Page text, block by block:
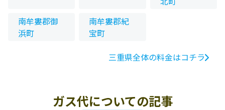
南牟婁郡御
浜町
南牟婁郡紀
宝町
三重県全体の料金はコチラ
ガス代についての記事